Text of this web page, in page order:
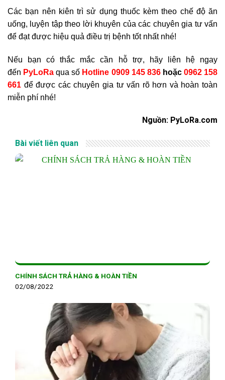
Các bạn nên kiên trì sử dụng thuốc kèm theo chế độ ăn
uống, luyện tập theo lời khuyên của các chuyên gia tư vấn
để đạt được hiệu quả điều trị bệnh tốt nhất nhé!
Nếu bạn có thắc mắc cần hỗ trợ, hãy liên hệ ngay
đến PyLoRa qua số Hotline 0909 145 836hoặc 0962 158
661 để được các chuyên gia tư vấn rõ hơn và hoàn toàn
miễn phí nhé!
Nguồn: PyLoRa.com
Bài viết liên quan
CHÍNH SÁCH TRẢ HÀNG & HOÀN TIỀN
02/08/2022